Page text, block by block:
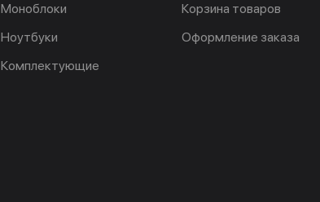
Моноблоки
Ноутбуки
Комплектующие
Корзина товаров
Оформление заказа